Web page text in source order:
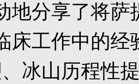
地分享了将萨
床工作中的
冰山历程性